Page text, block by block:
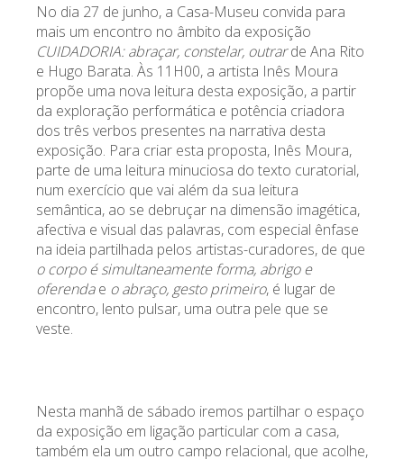
No dia 27 de junho, a Casa-Museu convida para
mais um encontro no âmbito da exposição
CUIDADORIA: abraçar, constelar, outrarde Ana Rito
e Hugo Barata. Às 11H00, a artista Inês Moura
propõe uma nova leitura desta exposição, a partir
da exploração performática e potência criadora
dos três verbos presentes na narrativa desta
exposição. Para criar esta proposta, Inês Moura,
parte de uma leitura minuciosa do texto curatorial,
num exercício que vai além da sua leitura
semântica, ao se debruçar na dimensão imagética,
afectiva e visual das palavras, com especial ênfase
na ideia partilhada pelos artistas-curadores, de que
o corpo é simultaneamente forma, abrigo e
oferendae o abraço, gesto primeiro, é lugar de
encontro, lento pulsar, uma outra pele que se
veste.
Nesta manhã de sábado iremos partilhar o espaço
da exposição em ligação particular com a casa,
também ela um outro campo relacional, que acolhe,